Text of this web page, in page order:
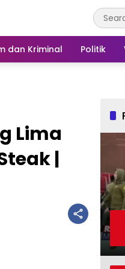
dan Kriminal Politik
Lima
|